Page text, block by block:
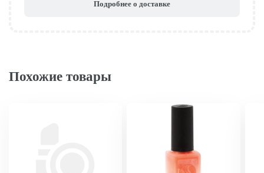
Подробнее о доставке
Похожие товары